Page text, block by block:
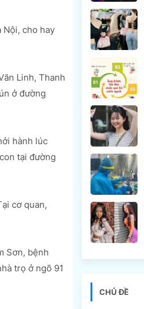
Nội, cho hay
Linh, Thanh
ở đường
hành lúc
tại đường
cơ quan,
Sơn, bệnh
trọ ở ngõ 91
CHỦ ĐỀ